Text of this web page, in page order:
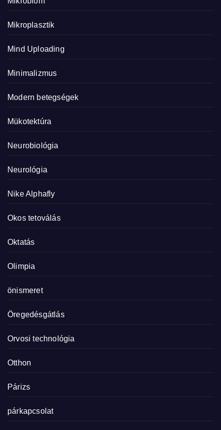
Mikroplasztik
Mind Uploading
Minimalizmus
Modern betegségek
Mükotektúra
Neurobiológia
Neurológia
Nike Alphafly
Okos tetoválás
Oktatás
Olimpia
önismeret
Öregedésgátlás
Orvosi technológia
Otthon
Párizs
párkapcsolat